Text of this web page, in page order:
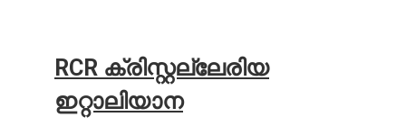
RCR ക്രിസ്റ്റല്ലേരിയ
ഇറ്റാലിയാന